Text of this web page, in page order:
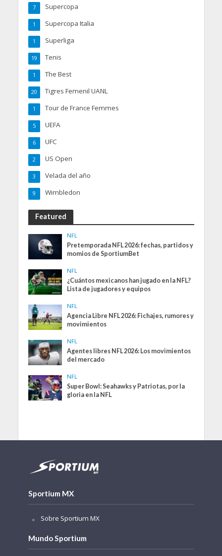
Supercopa
7
Supercopa Italia
1
Superliga
1
Tenis
19
The Best
1
Tigres Femenil UANL
20
Tour de France Femmes
1
UEFA
5
UFC
6
US Open
2
Velada del año
3
Wimbledon
9
Featured
NFL
Pretemporada NFL 2026: fechas, partidos y
momios de SportiumBet
NFL
¿Cuántos mexicanos han jugado en la NFL?
Lista de jugadores y equipos
NFL
Agencia Libre NFL 2026: Fichajes, rumores y
movimientos
NFL
Agentes libres NFL 2026: Los movimientos
del mercado
NFL
Super Bowl: Seahawks y Patriotas, por la
gloria en la NFL
Sportium MX
Sobre Sportium MX
Mundo Sportium